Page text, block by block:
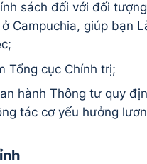
sách đối với đối
Campuchia, giúp bạn
Tổng cục Chính trị;
hành Thông tư quy
tác cơ yếu hưởng